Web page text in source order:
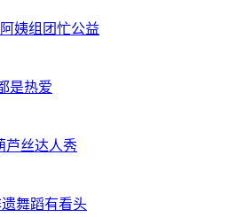
姨组团忙公益
是热爱
芦丝达人秀
舞蹈有看头